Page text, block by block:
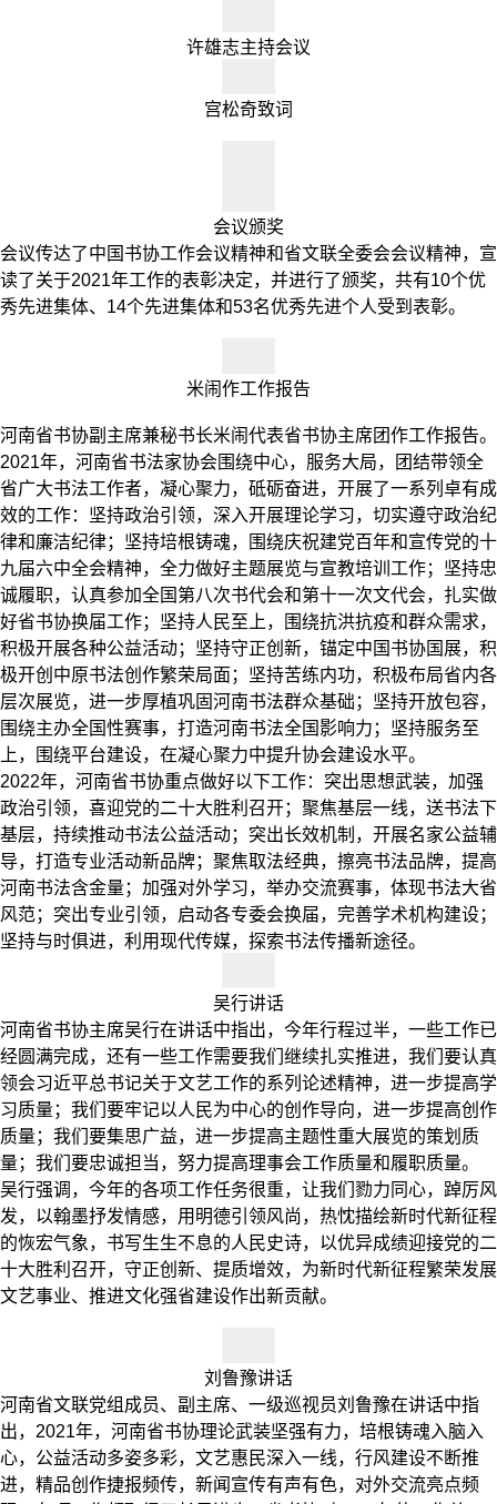
许雄志主持会议
宫松奇致词
会议颁奖
会议传达了中国书协工作会议精神和省文联全委会会议精神，宣
读了关于2021年工作的表彰决定，并进行了颁奖，共有10个优
秀先进集体、14个先进集体和53名优秀先进个人受到表彰。
米闹作工作报告
河南省书协副主席兼秘书长米闹代表省书协主席团作工作报告。
2021年，河南省书法家协会围绕中心，服务大局，团结带领全
省广大书法工作者，凝心聚力，砥砺奋进，开展了一系列卓有成
效的工作：坚持政治引领，深入开展理论学习，切实遵守政治纪
律和廉洁纪律；坚持培根铸魂，围绕庆祝建党百年和宣传党的十
九届六中全会精神，全力做好主题展览与宣教培训工作；坚持忠
诚履职，认真参加全国第八次书代会和第十一次文代会，扎实做
好省书协换届工作；坚持人民至上，围绕抗洪抗疫和群众需求，
积极开展各种公益活动；坚持守正创新，锚定中国书协国展，积
极开创中原书法创作繁荣局面；坚持苦练内功，积极布局省内各
层次展览，进一步厚植巩固河南书法群众基础；坚持开放包容，
围绕主办全国性赛事，打造河南书法全国影响力；坚持服务至
上，围绕平台建设，在凝心聚力中提升协会建设水平。
2022年，河南省书协重点做好以下工作：突出思想武装，加强
政治引领，喜迎党的二十大胜利召开；聚焦基层一线，送书法下
基层，持续推动书法公益活动；突出长效机制，开展名家公益辅
导，打造专业活动新品牌；聚焦取法经典，擦亮书法品牌，提高
河南书法含金量；加强对外学习，举办交流赛事，体现书法大省
风范；突出专业引领，启动各专委会换届，完善学术机构建设；
坚持与时俱进，利用现代传媒，探索书法传播新途径。
吴行讲话
河南省书协主席吴行在讲话中指出，今年行程过半，一些工作已
经圆满完成，还有一些工作需要我们继续扎实推进，我们要认真
领会习近平总书记关于文艺工作的系列论述精神，进一步提高学
习质量；我们要牢记以人民为中心的创作导向，进一步提高创作
质量；我们要集思广益，进一步提高主题性重大展览的策划质
量；我们要忠诚担当，努力提高理事会工作质量和履职质量。
吴行强调，今年的各项工作任务很重，让我们勠力同心，踔厉风
发，以翰墨抒发情感，用明德引领风尚，热忱描绘新时代新征程
的恢宏气象，书写生生不息的人民史诗，以优异成绩迎接党的二
十大胜利召开，守正创新、提质增效，为新时代新征程繁荣发展
文艺事业、推进文化强省建设作出新贡献。
刘鲁豫讲话
河南省文联党组成员、副主席、一级巡视员刘鲁豫在讲话中指
出，2021年，河南省书协理论武装坚强有力，培根铸魂入脑入
心，公益活动多姿多彩，文艺惠民深入一线，行风建设不断推
进，精品创作捷报频传，新闻宣传有声有色，对外交流亮点频